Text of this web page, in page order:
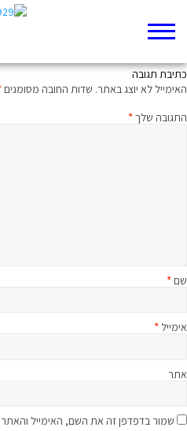
כתיבת תגובה
האימייל לא יוצג באתר. שדות החובה מסומנים
התגובה שלך*
שם*
אימייל *
אתר
שמור בדפדפן זה את השם, האימייל